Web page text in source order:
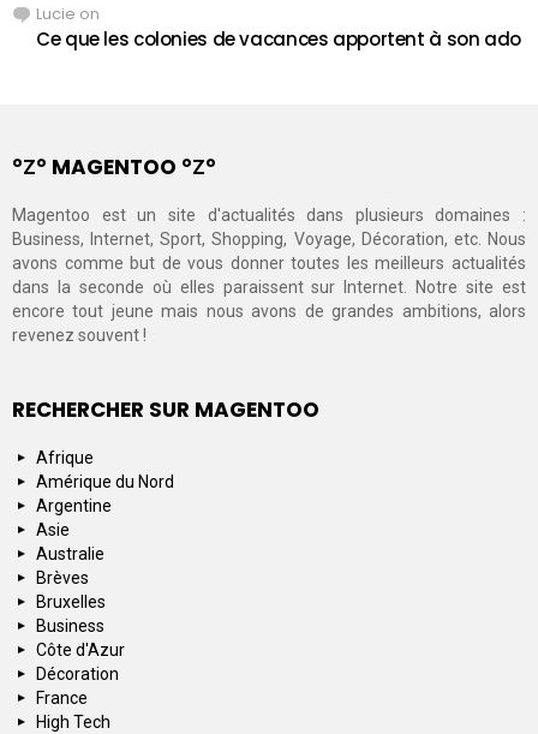
Lucie on
Ce que les colonies de vacances apportent à son ado
°Ζ° MAGENTOO °Ζ°
Magentoo est un site d'actualités dans plusieurs domaines :
Business, Internet, Sport, Shopping, Voyage, Décoration, etc. Nous
avons comme but de vous donner toutes les meilleurs actualités
dans la seconde où elles paraissent sur Internet. Notre site est
encore tout jeune mais nous avons de grandes ambitions, alors
revenez souvent !
RECHERCHER SUR MAGENTOO
Afrique
Amérique du Nord
Argentine
Asie
Australie
Brèves
Bruxelles
Business
Côte d'Azur
Décoration
France
High Tech